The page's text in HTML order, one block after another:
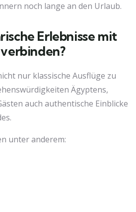
noch lange an den Urlaub.
Erlebnisse mit
nur klassische Ausflüge zu
Ägyptens,
auch authentische Einblicke
unter anderem: